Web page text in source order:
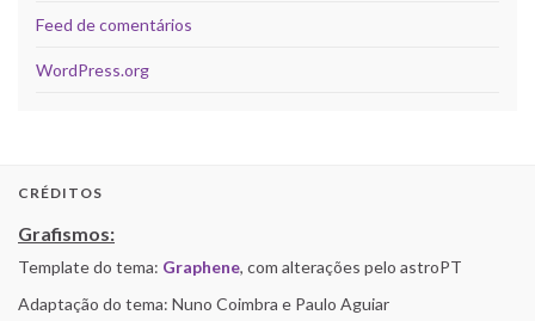
Feed de comentários
WordPress.org
CRÉDITOS
Grafismos:
Template do tema: Graphene, com alterações pelo astroPT
Adaptação do tema: Nuno Coimbra e Paulo Aguiar